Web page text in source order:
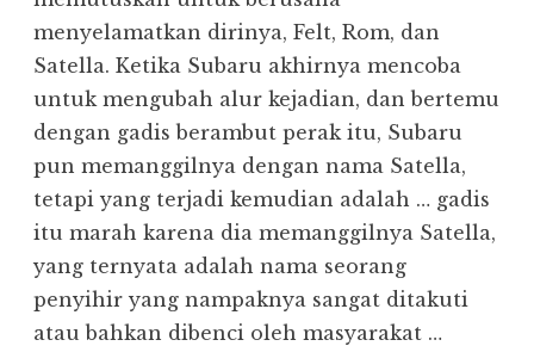
menyelamatkan dirinya, Felt, Rom, dan
Satella. Ketika Subaru akhirnya mencoba
untuk mengubah alur kejadian, dan bertemu
dengan gadis berambut perak itu, Subaru
pun memanggilnya dengan nama Satella,
tetapi yang terjadi kemudian adalah … gadis
itu marah karena dia memanggilnya Satella,
yang ternyata adalah nama seorang
penyihir yang nampaknya sangat ditakuti
atau bahkan dibenci oleh masyarakat …